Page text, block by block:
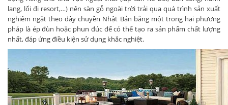
lang, lối đi resort,…) nên sàn gỗ ngoài trời trải qua quá trình sản xuất
nghiêm ngặt theo dây chuyền Nhật Bản bằng một trong hai phương
pháp là ép đùn hoặc phun đúc để có thể tạo ra sản phẩm chất lượng
nhất, đáp ứng điều kiện sử dụng khắc nghiệt.